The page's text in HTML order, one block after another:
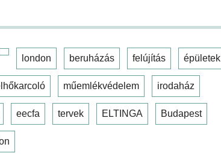
london beruházás felújítás épületek
műemlékvédelem irodaház
eecfa tervek ELTINGA Budapest